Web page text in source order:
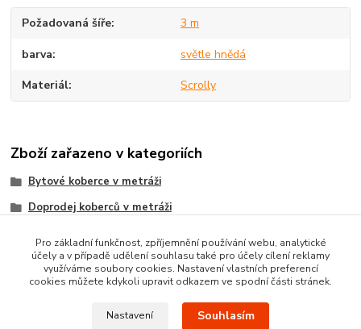
Požadovaná šíře 3 m
barva světle hnědá
Materiál Scrolly
Zboží zařazeno v kategoriích
Bytové koberce v metráži
Doprodej koberců v metráži
SCROLLY koberce metráž
Pro základní funkčnost, zpříjemnění používání webu, analytické
účely a v případě udělení souhlasu také pro účely cílení reklamy
využíváme soubory cookies. Nastavení vlastních preferencí
cookies můžete kdykoli upravit odkazem ve spodní části stránek.
Nastavení Souhlasím